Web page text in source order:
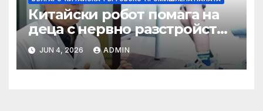
Китайски робот помага на
деца с нервно разстройство
да се изправят за първи път
JUN 4, 2026 ADMIN